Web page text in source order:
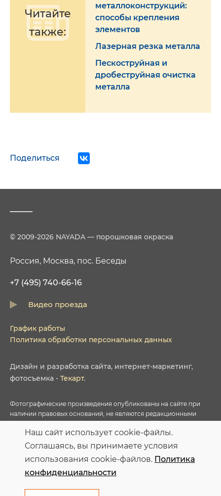
Читайте
также:
металлоконструкций:
способы крепления
элементов
Лазерная резка металла
Пескоструйная и
дробеструйная очистка
металла
Поделиться
© 2009-2026 NAYADA — порошковая окраска
Россия, Москва, пос. Беседы
+7 (495) 740-66-16
Видео проезда
График работы
Политика обработки персональных данных
Дизайн и разработка сайта, интернет-маркетинг,
фотосъемка - Текарт.
Фотографические произведения опубликованы на сайте при
наличии правовых оснований, не являются редакционными
условиями приобретенных Лицензий соответствующих
фотобанков.
Персональные данные опубликованы на сайте при наличии
правовых оснований в соответствии с ч.1 ст.6 и ст.10.1 152-ФЗ.
Субъектами установлены запреты на обработку неограниченных
Наш сайт использует cookie-файлы.
Соглашаясь, вы принимаете условия
использования cookie-файлов. Политика
конфиденциальности